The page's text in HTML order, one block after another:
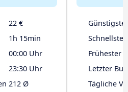
22 €
1h 15min
00:00 Uhr
23:30 Uhr
212 Ø
Schnellster
Frühester
Letzter Bus
Tägliche